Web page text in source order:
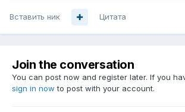
Вставить ник Цитата
Join the conversation
You can post now and register later. If you
sign in now to post with your account.